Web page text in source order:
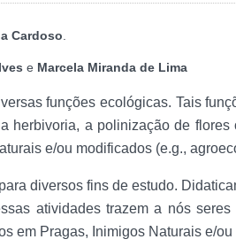
Cardoso
e Marcela Miranda de Lima
funções ecológicas. Tais
herbivoria, a polinização de
e/ou modificados (e.g.,
diversos fins de estudo.
atividades trazem a nós seres
em Pragas, Inimigos Naturais e/